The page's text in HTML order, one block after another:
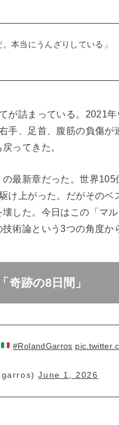
。本当にうんざりしている
が詰まっている。2021
、足首、腹筋の負傷が
ってきた。
最新章だった。世界
け上がった。だがそのベ
壊した。今日はこの「マ
術論という3つの角度か
奇跡の8日間」
#RolandGarros
June 1, 2026